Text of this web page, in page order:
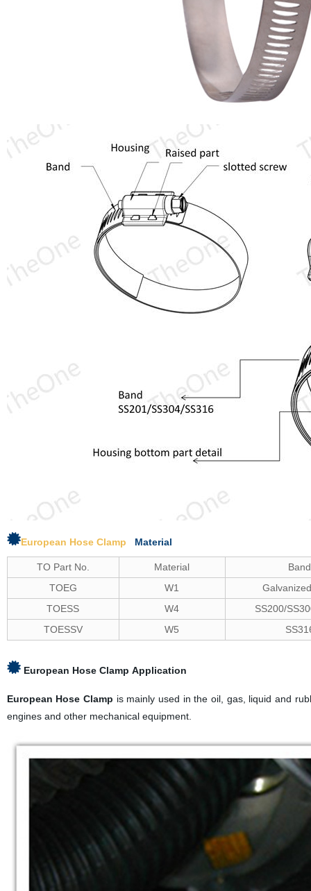
European Hose Clamp Material
TO Part No. Material
Band
TOEG
W1
TOESS
W4
SS200/
TOESSV
W5
European Hose Clamp Application
European Hose Clamp is mainly used in the oil, gas, liquid and
engines and other mechanical equipment.